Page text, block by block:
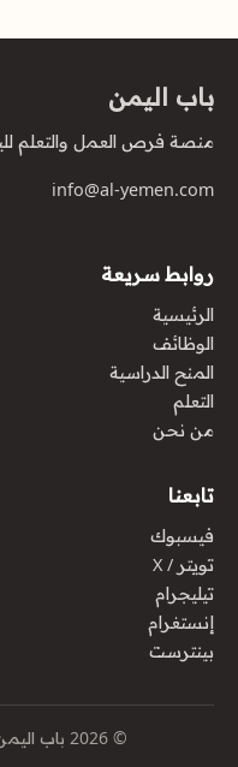
باب اليمن
منصة فرص العمل والتعلم
info@al-yemen.com
روابط سريعة
الرئيسية
الوظائف
المنح الدراسية
التعلم
من نحن
تابعنا
فيسبوك
تويتر / X
تيليجرام
إنستغرام
بينترست
© 2026 باب اليمن. جميع الحقوق محفوظة.